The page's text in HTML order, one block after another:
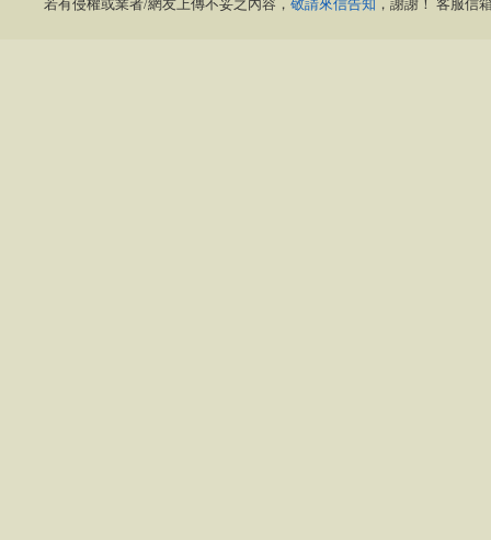
若有侵權或業者/網友上傳不妥之內容， 敬請來信告知 ，謝謝！ 客服信